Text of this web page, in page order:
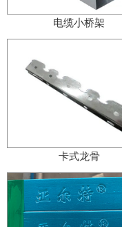
电缆小桥架
卡式龙骨